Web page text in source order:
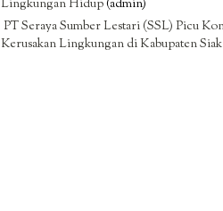
Lingkungan Hidup(admin)
PT Seraya Sumber Lestari (SSL) Picu
Kerusakan Lingkungan di Kabupaten Siak